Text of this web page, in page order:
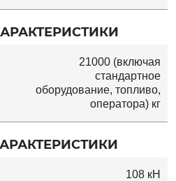
21000 (включая
стандартное
оборудование, топливо,
оператора) кг
108 кН